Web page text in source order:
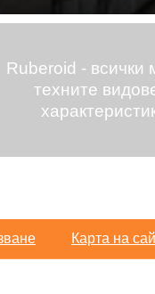
Ruberoid - всички
техните
Карта на